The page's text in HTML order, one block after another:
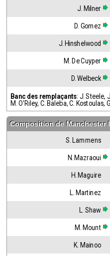
J. Milner
D. Gomez
J. Hinshelwood
M. De Cuyper
D. Welbeck
Banc des remplaçants: J. Steele,
M. O'Riley, C. Baleba,C. Kostoulas,
Composition de Manchester
S. Lammens
N. Mazraoui
H. Maguire
L. Martinez
L. Shaw
M. Mount
K. Mainoo